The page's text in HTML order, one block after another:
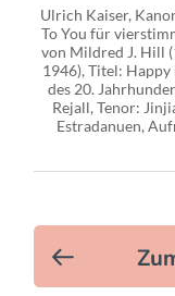
Ulrich Kaiser,
To You für
von Mildred J. Hill
1946), Titel:
des 20.
Rejall, Tenor:
Estradanuen,